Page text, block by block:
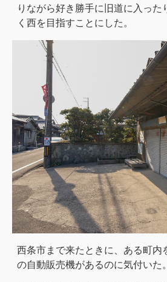
りながら好き勝手に旧道に入った
く西を目指すことにした。
西条市まで来たときに、ある町内
の自動販売機があるのに気付いた。